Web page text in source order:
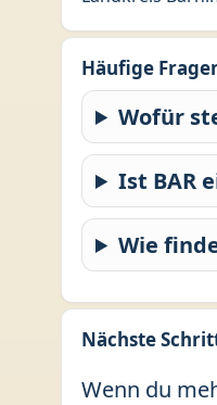
Häufige
Wofür
Ist BAR
Wie
Nächste
Wenn du